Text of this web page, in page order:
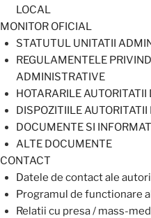
LOCAL
MONITOR OFICIAL
STATUTUL UNITATII
REGULAMENTELE
ADMINISTRATIVE
HOTARARILE AUTORITATII
DISPOZITIILE AUTORITATII
DOCUMENTE SI
ALTE DOCUMENTE
CONTACT
Datele de contact ale
Programul de functionare
Relatii cu presa / mass-